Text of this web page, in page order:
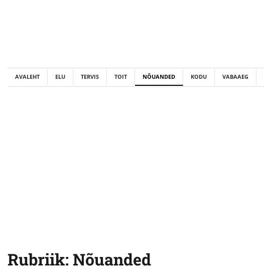
AVALEHT ELU TERVIS TOIT NÕUANDED KODU VABAAEG
Rubriik: Nõuanded